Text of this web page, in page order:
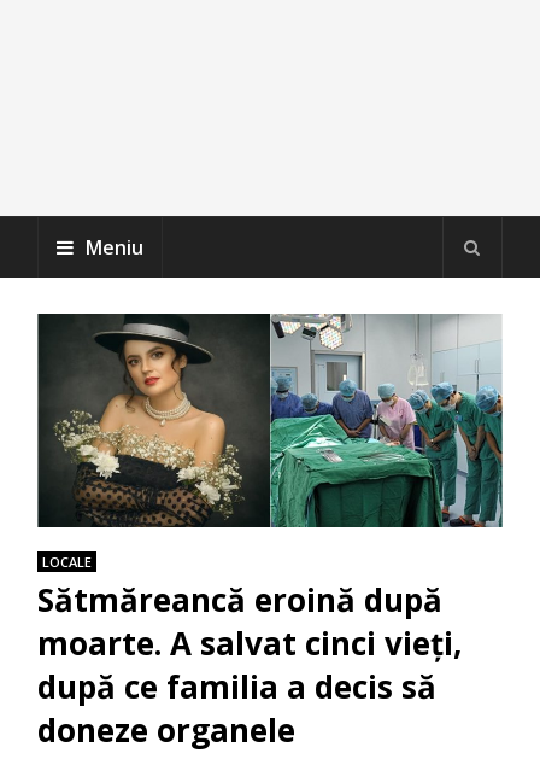
Meniu
LOCALE
Sătmăreancă eroină după
moarte. A salvat cinci vieți,
după ce familia a decis să
doneze organele